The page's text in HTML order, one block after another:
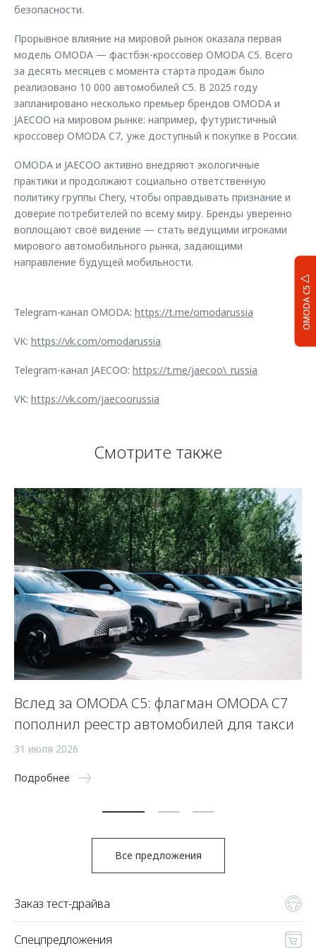
OMODA C5
безопасности.
Прорывное влияние на мировой рынок оказала первая
модель OMODA — фастбэк-кроссовер OMODA C5. Всего
за десять месяцев с момента старта продаж было
реализовано 10 000 автомобилей C5. В 2025 году
запланировано несколько премьер брендов OMODA и
JAECOO на мировом рынке: например, футуристичный
кроссовер OMODA C7, уже доступный к покупке в России.
OMODA и JAECOO активно внедряют экологичные
практики и продолжают социально ответственную
политику группы Chery, чтобы оправдывать признание и
доверие потребителей по всему миру. Бренды уверенно
воплощают своё видение — стать ведущими игроками
мирового автомобильного рынка, задающими
направление будущей мобильности.
Telegram-канал OMODA: https://t.me/omodarussia
VK: https://vk.com/omodarussia
Telegram-канал JAECOO: https://t.me/jaecoo\_russia
VK: https://vk.com/jaecoorussia
Смотрите также
Вслед за OMODA C5: флагман OMODA C7
пополнил реестр автомобилей для такси
31 июля 2026
Подробнее
Все предложения
Заказ тест-драйва
Спецпредложения